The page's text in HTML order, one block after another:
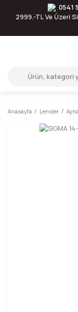
0541
2999.-TL Ve Üzeri
Anasayfa Lensler